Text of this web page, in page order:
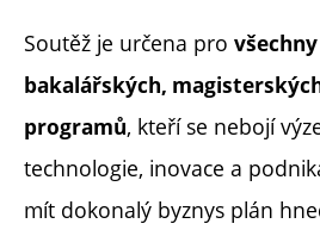
Soutěž je určena pro
bakalářských,
programů, kteří se nebojí
technologie, inovace a
mít dokonalý byznys plán